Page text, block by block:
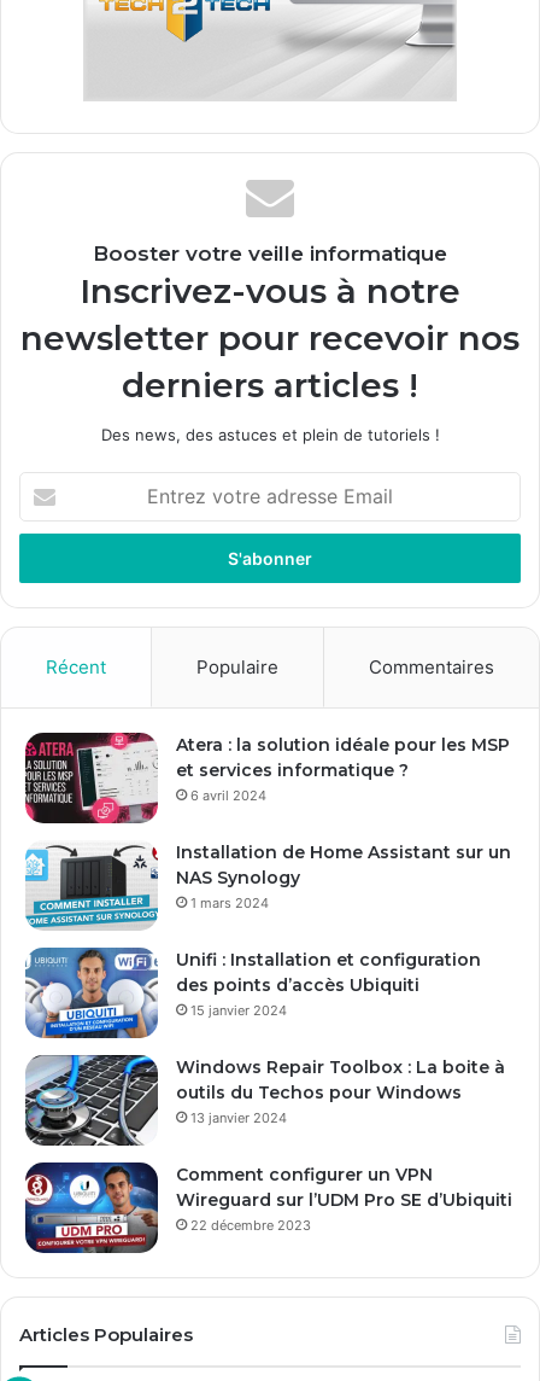
Booster votre veille informatique
Inscrivez-vous à notre
newsletter pour recevoir nos
derniers articles !
Des news, des astuces et plein de tutoriels !
t
e
z
r
e
a
d
s
e
m
a
Récent Populaire Commentaires
Atera : la solution idéale pour les MSP
et services informatique ?
6 avril 2024
Installation de Home Assistant sur un
NAS Synology
1 mars 2024
Unifi : Installation et configuration
des points d’accès Ubiquiti
15 janvier 2024
Windows Repair Toolbox : La boite à
outils du Techos pour Windows
13 janvier 2024
Comment configurer un VPN
Wireguard sur l’UDM Pro SE d’Ubiquiti
22 décembre 2023
Articles Populaires